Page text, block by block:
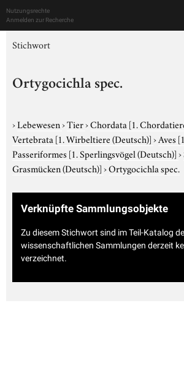
Nutzungsrechte
Anmelden zur Recherche
Stichwort
Ortygocichla spec.
›Lebewesen›Tier›Chordata [1.
Vertebrata [1. Wirbeltiere (Deutsch)]›Aves
Passeriformes [1. Sperlingsvögel (Deutsch)]›
Grasmücken (Deutsch)]›Ortygocichla spec.
Verknüpfte Sammlungsobjekte
Zu diesem Stichwort sind im Teil-Katalog
wissenschaftlichen Sammlungen derzeit
verzeichnet.